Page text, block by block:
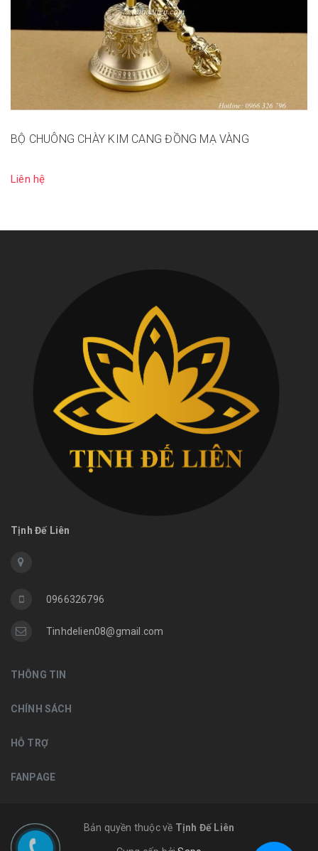
BỘ CHUÔNG CHÀY KIM CANG ĐỒNG MẠ VÀNG
Liên hệ
Tịnh Đế Liên
0966326796
Tinhdelien08@gmail.com
THÔNG TIN
CHÍNH SÁCH
HỖ TRỢ
FANPAGE
Bản quyền thuộc về Tịnh Đế Liên